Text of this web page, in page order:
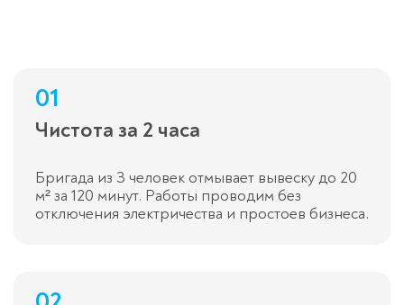
01
Чистота за 2 часа
Бригада из 3 человек отмывает вывеску до 20
м² за 120 минут. Работы проводим без
отключения электричества и простоев бизнеса.